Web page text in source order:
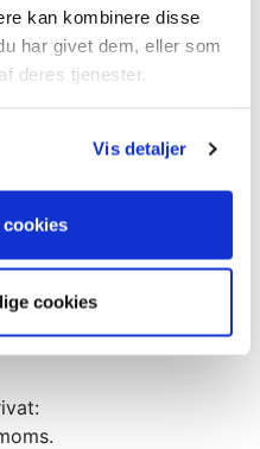
kan kombinere disse
har givet dem, eller som
deres tjenester.
Vis detaljer
cookies
aftale hos Clevr Car
afgift.